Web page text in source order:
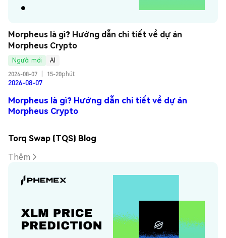
Morpheus là gì? Hướng dẫn chi tiết về dự án
Morpheus Crypto
Người mới
AI
2026-08-07
15-20phút
2026-08-07
Morpheus là gì? Hướng dẫn chi tiết về dự án
Morpheus Crypto
Torq Swap (TQS) Blog
Thêm